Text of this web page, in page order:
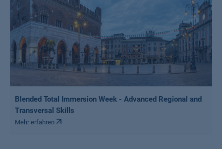
Blended Total Immersion Week - Advanced Regional and
Transversal Skills
Mehr erfahren